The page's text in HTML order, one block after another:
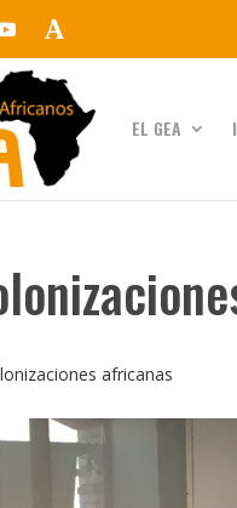
EL GEA
africanas